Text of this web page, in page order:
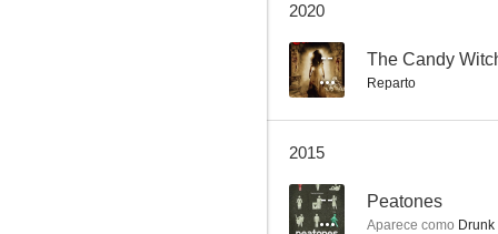
4.5
2020
-- The Candy
Reparto
2015
-- Peatones
Aparece como